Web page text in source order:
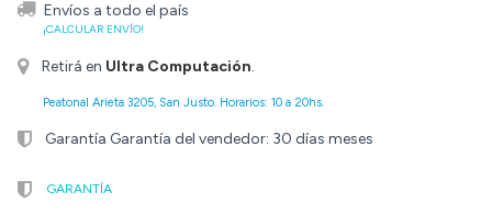
Envíos a todo el país
¡CALCULAR ENVÍO!
Retirá en Ultra Computación.
Peatonal Arieta 3205, San Justo. Horarios: 10 a 20hs.
Garantía Garantía del vendedor: 30 días meses
GARANTÍA